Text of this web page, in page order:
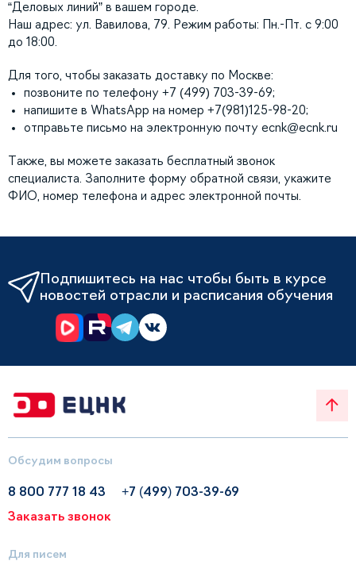
“Деловых линий” в вашем городе.
Наш адрес: ул. Вавилова, 79. Режим работы: Пн.-Пт. с 9:00
до 18:00.
Для того, чтобы заказать доставку по Москве:
позвоните по телефону +7 (499) 703-39-69;
напишите в WhatsApp на номер +7(981)125-98-20;
отправьте письмо на электронную почту ecnk@ecnk.ru
Также, вы можете заказать бесплатный звонок
специалиста. Заполните форму обратной связи, укажите
ФИО, номер телефона и адрес электронной почты.
Подпишитесь на нас чтобы быть в курсе
новостей отрасли и расписания обучения
Обсудим вопросы
8 800 777 18 43
+7 (499) 703-39-69
Заказать звонок
Для писем